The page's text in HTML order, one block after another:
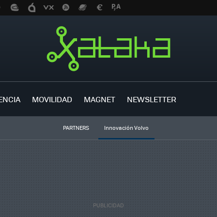
MOVILIDAD MAGNET NEWSLETTER
PARTNERS Innovación Volvo